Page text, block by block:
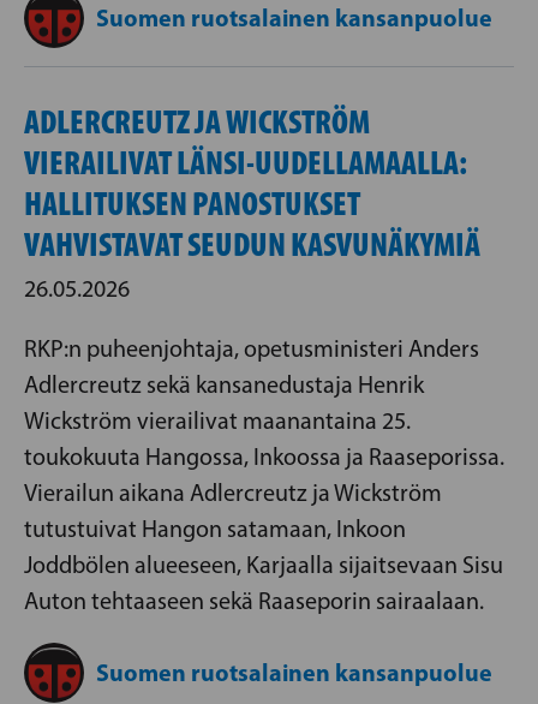
Suomen ruotsalainen kansanpuolue
ADLERCREUTZ JA WICKSTRÖM
VIERAILIVAT LÄNSI-UUDELLAMAALLA:
HALLITUKSEN PANOSTUKSET
VAHVISTAVAT SEUDUN KASVUNÄKYMIÄ
26.05.2026
RKP:n puheenjohtaja, opetusministeri Anders
Adlercreutz sekä kansanedustaja Henrik
Wickström vierailivat maanantaina 25.
toukokuuta Hangossa, Inkoossa ja Raaseporissa.
Vierailun aikana Adlercreutz ja Wickström
tutustuivat Hangon satamaan, Inkoon
Joddbölen alueeseen, Karjaalla sijaitsevaan Sisu
Auton tehtaaseen sekä Raaseporin sairaalaan.
Suomen ruotsalainen kansanpuolue